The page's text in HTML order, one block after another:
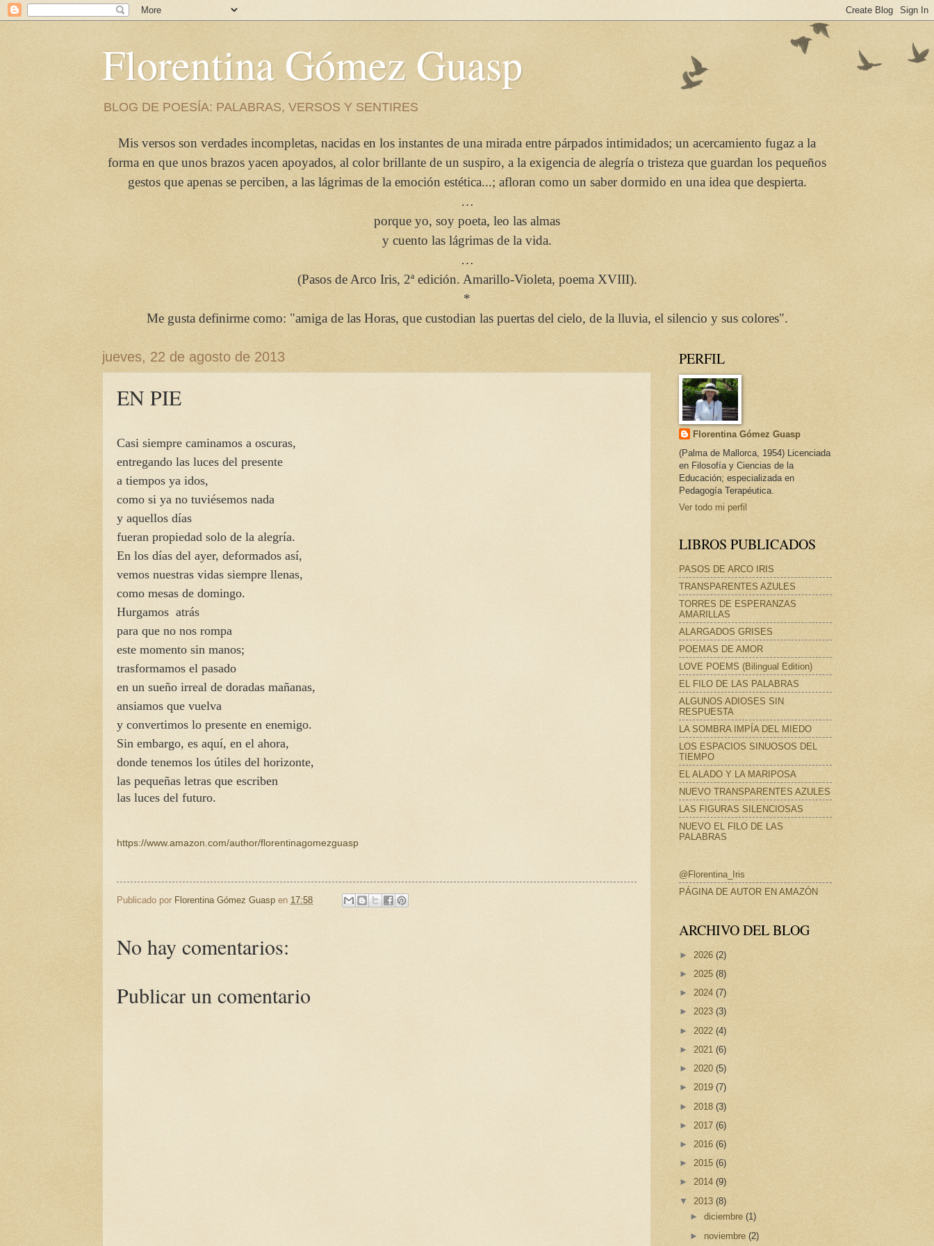
Florentina Gómez Guasp
BLOG DE POESÍA: PALABRAS, VERSOS Y SENTIRES
Mis versos son verdades incompletas, nacidas en los instantes de una mirada entre párpados intimidados; un acercamiento fugaz a la
forma en que unos brazos yacen apoyados, al color brillante de un suspiro, a la exigencia de alegría o tristeza que guardan los pequeños
gestos que apenas se perciben, a las lágrimas de la emoción estética...; afloran como un saber dormido en una idea que despierta.
…
porque yo, soy poeta, leo las almas
y cuento las lágrimas de la vida.
…
(Pasos de Arco Iris, 2ª edición. Amarillo-Violeta, poema XVIII).
*
Me gusta definirme como: "amiga de las Horas, que custodian las puertas del cielo, de la lluvia, el silencio y sus colores".
jueves, 22 de agosto de 2013
EN PIE
Casi siempre caminamos a oscuras,
entregando las luces del presente
a tiempos ya idos,
como si ya no tuviésemos nada
y aquellos días
fueran propiedad solo de la alegría.
En los días del ayer, deformados así,
vemos nuestras vidas siempre llenas,
como mesas de domingo.
Hurgamos atrás
para que no nos rompa
este momento sin manos;
trasformamos el pasado
en un sueño irreal de doradas mañanas,
ansiamos que vuelva
y convertimos lo presente en enemigo.
Sin embargo, es aquí, en el ahora,
donde tenemos los útiles del horizonte,
las pequeñas letras que escriben
las luces del futuro.
https://www.amazon.com/author/florentinagomezguasp
Publicado por Florentina Gómez Guasp en 17:58
No hay comentarios:
Publicar un comentario
PERFIL
Florentina Gómez Guasp
(Palma de Mallorca, 1954) Licenciada
en Filosofía y Ciencias de la
Educación; especializada en
Pedagogía Terapéutica.
Ver todo mi perfil
LIBROS PUBLICADOS
PASOS DE ARCO IRIS
TRANSPARENTES AZULES
TORRES DE ESPERANZAS
AMARILLAS
ALARGADOS GRISES
POEMAS DE AMOR
LOVE POEMS (Bilingual Edition)
EL FILO DE LAS PALABRAS
ALGUNOS ADIOSES SIN
RESPUESTA
LA SOMBRA IMPÍA DEL MIEDO
LOS ESPACIOS SINUOSOS DEL
TIEMPO
EL ALADO Y LA MARIPOSA
NUEVO TRANSPARENTES AZULES
LAS FIGURAS SILENCIOSAS
NUEVO EL FILO DE LAS
PALABRAS
@Florentina_Iris
PÁGINA DE AUTOR EN AMAZÓN
ARCHIVO DEL BLOG
► 2026 (2)
► 2025 (8)
► 2024 (7)
► 2023 (3)
► 2022 (4)
► 2021 (6)
► 2020 (5)
► 2019 (7)
► 2018 (3)
► 2017 (6)
► 2016 (6)
► 2015 (6)
► 2014 (9)
▼ 2013 (8)
►diciembre(1)
►noviembre(2)